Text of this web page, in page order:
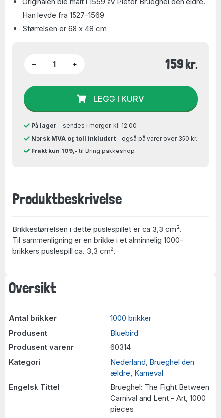
Oversikt
Antal brikker
1000 brikker
Produsent
Bluebird
Produsent varenr.
60314
Kategori
Nederland Brueghel den
ældre Karneval
Engelsk Tittel
Brueghel: The Fight Between
Carnival and Lent - Art, 1000
pieces
Han levde fra 1527-1569
Størrelsen er 68 x 48 cm
− + 159 kr.
LEGG I KURV
På lager - sendes i morgen kl. 12:00
Norsk MVA og toll inkludert- også på varer over 350 kr.
Frakt kun 109,- til Bring pakkeshop
Produktbeskrivelse
Brikkestørrelsen i dette puslespillet er ca 3,3 cm2.
Til sammenligning er en brikke i et alminnelig 1000-
brikkers puslespill ca. 3,3 cm2.